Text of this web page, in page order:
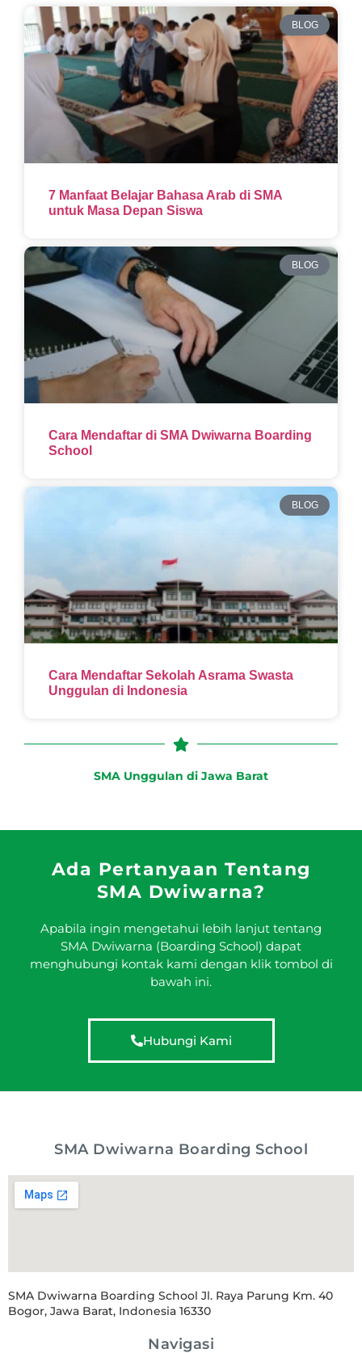
BLOG
7 Manfaat Belajar Bahasa Arab di SMA
untuk Masa Depan Siswa
BLOG
Cara Mendaftar di SMA Dwiwarna Boarding
School
BLOG
Cara Mendaftar Sekolah Asrama Swasta
Unggulan di Indonesia
SMA Unggulan di Jawa Barat
Ada Pertanyaan Tentang
SMA Dwiwarna?
Apabila ingin mengetahui lebih lanjut tentang
SMA Dwiwarna (Boarding School) dapat
menghubungi kontak kami dengan klik tombol di
bawah ini.
Hubungi Kami
SMA Dwiwarna Boarding School
SMA Dwiwarna Boarding School Jl. Raya Parung Km. 40
Bogor, Jawa Barat, Indonesia 16330
Navigasi